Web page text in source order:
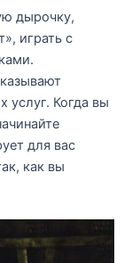
дырочку,
играть с
услуг. Когда вы
для вас
как вы